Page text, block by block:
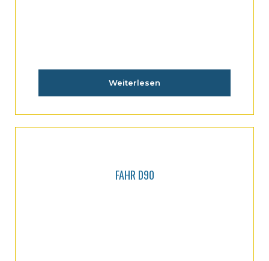
Weiterlesen
FAHR D90